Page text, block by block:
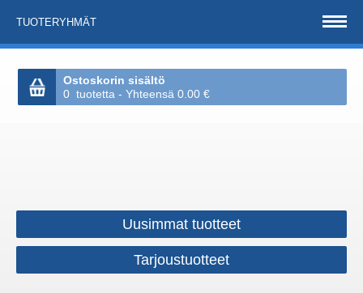
TUOTERYHMÄT
Ostoskorin sisältö
0 tuotetta - Yhteensä 0.00 €
Uusimmat tuotteet
Tarjoustuotteet